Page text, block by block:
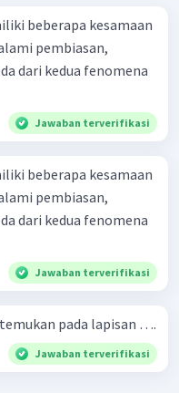
beberapa kesamaan
pembiasan,
dari kedua fenomena
Jawaban terverifikasi
beberapa kesamaan
pembiasan,
dari kedua fenomena
Jawaban terverifikasi
pada lapisan ….
Jawaban terverifikasi